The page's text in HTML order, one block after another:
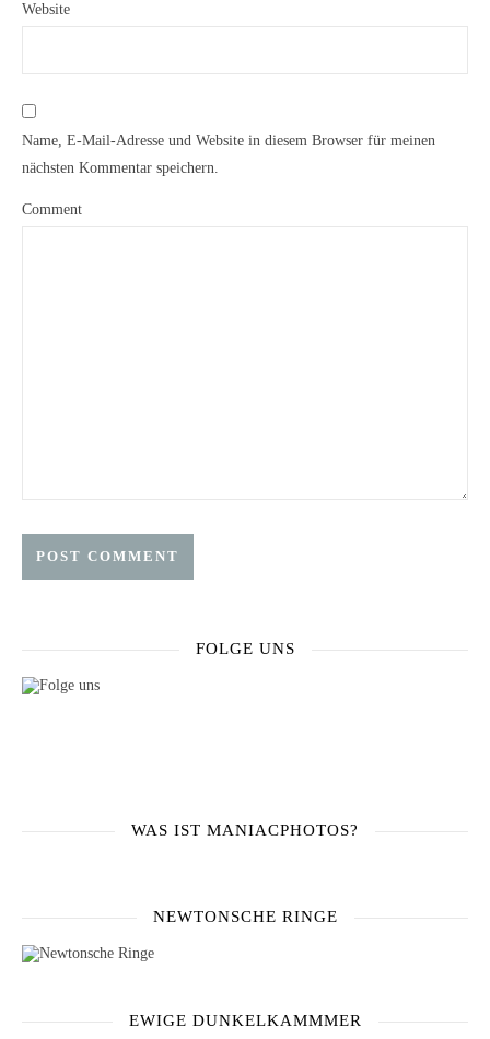
Website
Name, E-Mail-Adresse und Website in diesem Browser für meinen
nächsten Kommentar speichern.
Comment
FOLGE UNS
WAS IST MANIACPHOTOS?
NEWTONSCHE RINGE
EWIGE DUNKELKAMMMER